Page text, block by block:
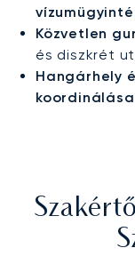
Közvetlen
és diszkrét
Hangárhely
koordinálása